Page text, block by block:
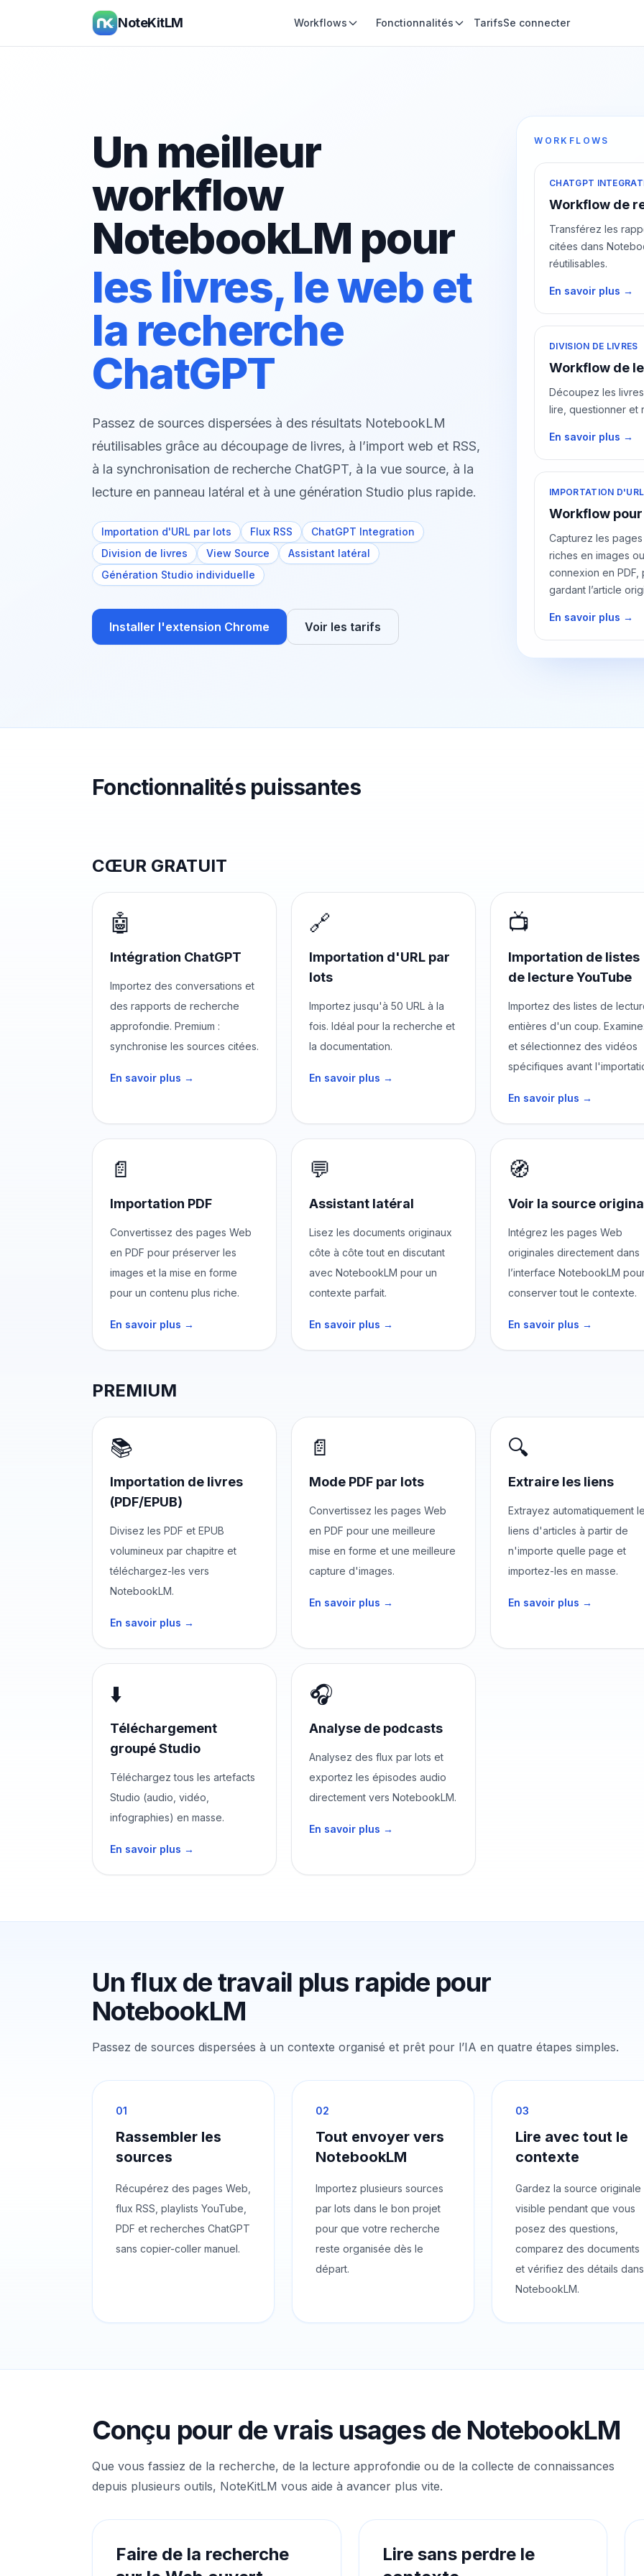
NoteKitLM Workflows Fonctionnalités TarifsSe connecter
Un meilleur
workflow
NotebookLM pour
les livres, le web et
la recherche
ChatGPT
Passez de sources dispersées à des résultats NotebookLM
réutilisables grâce au découpage de livres, à l’import web et RSS,
à la synchronisation de recherche ChatGPT, à la vue source, à la
lecture en panneau latéral et à une génération Studio plus rapide.
Importation d'URL par lots Flux RSS
ChatGPT Integration
Division de livres
View Source
Assistant latéral
Génération Studio individuelle
Installer l'extension Chrome Voir les tarifs
WORKFLOWS
CHATGPT
Workflow de
Transférez les
citées dans
réutilisables.
En savoir plus →
DIVISION DE LIVRES
Workflow de
Découpez les
lire, questionner et
En savoir plus →
IMPORTATION
Workflow
Capturez les
riches en images
connexion en
gardant l’article
En savoir plus →
Fonctionnalités puissantes
CŒUR GRATUIT
🤖
Intégration ChatGPT
Importez des conversations et
des rapports de recherche
approfondie. Premium :
synchronise les sources citées.
En savoir plus →
🔗
Importation d'URL par
lots
Importez jusqu'à 50 URL à la
fois. Idéal pour la recherche et
la documentation.
En savoir plus →
📺
Importation de listes
de lecture YouTube
Importez des listes de
entières d'un coup.
et sélectionnez des vidéos
spécifiques avant
En savoir plus →
📄
Importation PDF
Convertissez des pages Web
en PDF pour préserver les
images et la mise en forme
pour un contenu plus riche.
En savoir plus →
💬
Assistant latéral
Lisez les documents originaux
côte à côte tout en discutant
avec NotebookLM pour un
contexte parfait.
En savoir plus →
🧭
Voir la source
Intégrez les pages Web
originales directement dans
l’interface NotebookLM
conserver tout le contexte.
En savoir plus →
PREMIUM
📚
Importation de livres
(PDF/EPUB)
Divisez les PDF et EPUB
volumineux par chapitre et
téléchargez-les vers
NotebookLM.
En savoir plus →
📄
Mode PDF par lots
Convertissez les pages Web
en PDF pour une meilleure
mise en forme et une meilleure
capture d'images.
En savoir plus →
🔍
Extraire les liens
Extrayez automatiquement
liens d'articles à partir de
n'importe quelle page et
importez-les en masse.
En savoir plus →
⬇️
Téléchargement
groupé Studio
Téléchargez tous les artefacts
Studio (audio, vidéo,
infographies) en masse.
En savoir plus →
🎧
Analyse de podcasts
Analysez des flux par lots et
exportez les épisodes audio
directement vers NotebookLM.
En savoir plus →
Un flux de travail plus rapide pour
NotebookLM
Passez de sources dispersées à un contexte organisé et prêt pour l’IA en quatre étapes simples.
01
Rassembler les
sources
Récupérez des pages Web,
flux RSS, playlists YouTube,
PDF et recherches ChatGPT
sans copier-coller manuel.
02
Tout envoyer vers
NotebookLM
Importez plusieurs sources
par lots dans le bon projet
pour que votre recherche
reste organisée dès le
départ.
03
Lire avec tout le
contexte
Gardez la source originale
visible pendant que vous
posez des questions,
comparez des documents
et vérifiez des détails dans
NotebookLM.
Conçu pour de vrais usages de NotebookLM
Que vous fassiez de la recherche, de la lecture approfondie ou de la collecte de connaissances
depuis plusieurs outils, NoteKitLM vous aide à avancer plus vite.
Faire de la recherche
Lire sans perdre le